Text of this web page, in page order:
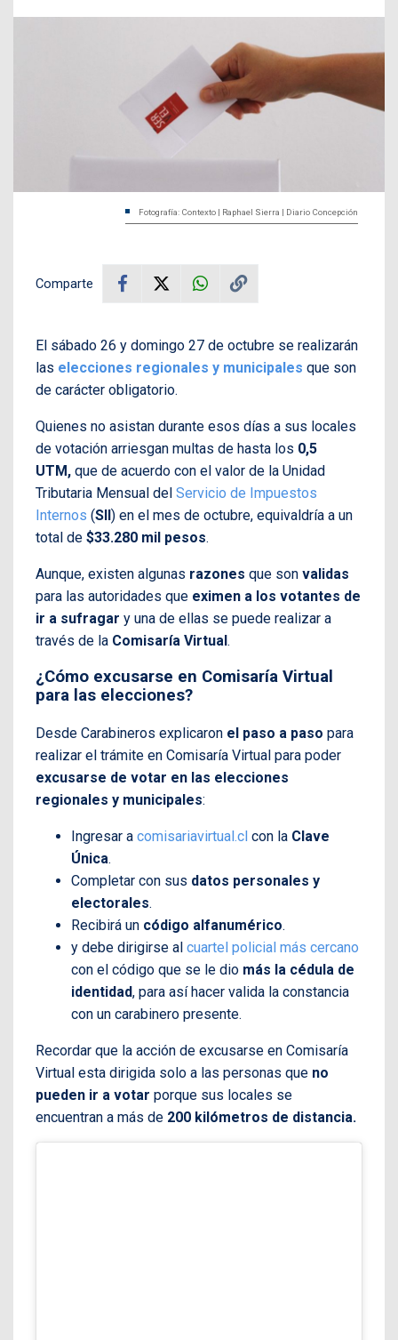
Fotografía: Contexto | Raphael Sierra | Diario Concepción
Comparte
El sábado 26 y domingo 27 de octubre se realizarán
las elecciones regionales y municipales que son
de carácter obligatorio.
Quienes no asistan durante esos días a sus locales
de votación arriesgan multas de hasta los 0,5
UTM, que de acuerdo con el valor de la Unidad
Tributaria Mensual del Servicio de Impuestos
Internos (SII) en el mes de octubre, equivaldría a un
total de $33.280 mil pesos.
Aunque, existen algunas razones que son validas
para las autoridades que eximen a los votantes de
ir a sufragar y una de ellas se puede realizar a
través de la Comisaría Virtual.
¿Cómo excusarse en Comisaría Virtual
para las elecciones?
Desde Carabineros explicaron el paso a paso para
realizar el trámite en Comisaría Virtual para poder
excusarse de votar en las elecciones
regionales y municipales:
Ingresar a comisariavirtual.cl con la Clave
Única.
Completar con sus datos personales y
electorales.
Recibirá un código alfanumérico.
y debe dirigirse al cuartel policial más cercano
con el código que se le dio más la cédula de
identidad, para así hacer valida la constancia
con un carabinero presente.
Recordar que la acción de excusarse en Comisaría
Virtual esta dirigida solo a las personas que no
pueden ir a votar porque sus locales se
encuentran a más de 200 kilómetros de distancia.